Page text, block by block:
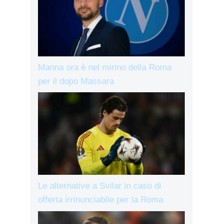
Manna ora è nel mirino della Roma
per il dopo Massara
Le alternative a Svilar in caso di
offerta irrinunciabile per la Roma